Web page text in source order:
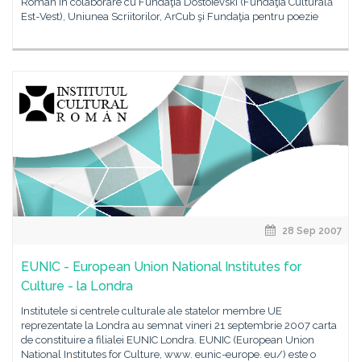
Est-Vest), Uniunea Scriitorilor, ArCub şi Fundaţia pentru poezie
28 Sep 2007
EUNIC - European Union National Institutes for
Culture - la Londra
Institutele si centrele culturale ale statelor membre UE
reprezentate la Londra au semnat vineri 21 septembrie 2007 carta
de constituire a filialei EUNIC Londra. EUNIC (European Union
National Institutes for Culture, www. eunic-europe. eu/) este o